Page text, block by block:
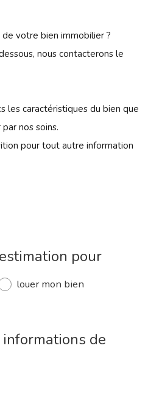
votre bien immobilier ?
nous contacterons le
les caractéristiques du bien que
nos soins.
pour tout autre information
pour
louer mon bien
de